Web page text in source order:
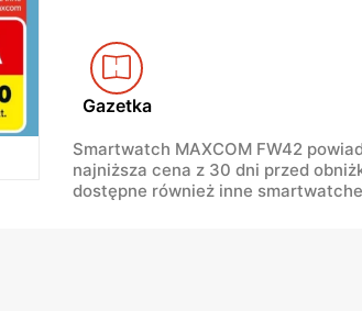
Gazetka
Smartwatch MAXCOM FW42
najniższa cena z 30 dni przed
dostępne również inne